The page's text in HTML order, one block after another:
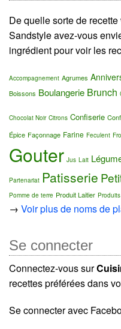
De quelle sorte de
Sandstyle avez-vous
ingrédient pour voir les
Accompagnement Agrumes
Boissons Boulangerie Brunch
Chocolat Noir Citrons Confiserie
Épice Façonnage Farine Feculent
Gouter Jus Lait
Partenariat Patisserie
Pomme de terre Produit Laitier
→ Voir plus de noms de
Se connecter
Connectez-vous sur
recettes préférées dans
Se connecter avec